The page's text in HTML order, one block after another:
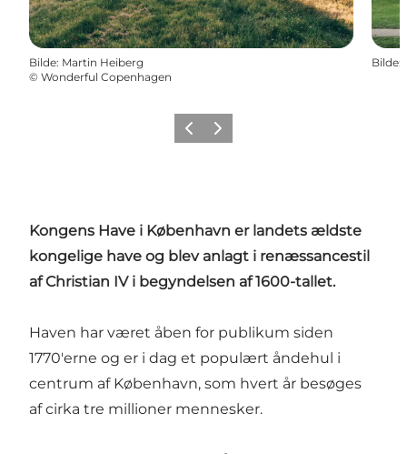
Bilde: Martin Heiberg
© Wonderful Copenhagen
Bilde:
ForrigeNeste
Kongens Have i København er landets ældste
kongelige have og blev anlagt i renæssancestil
af Christian IV i begyndelsen af 1600-tallet.
Haven har været åben for publikum siden
1770'erne og er i dag et populært åndehul i
centrum af København, som hvert år besøges
af cirka tre millioner mennesker.